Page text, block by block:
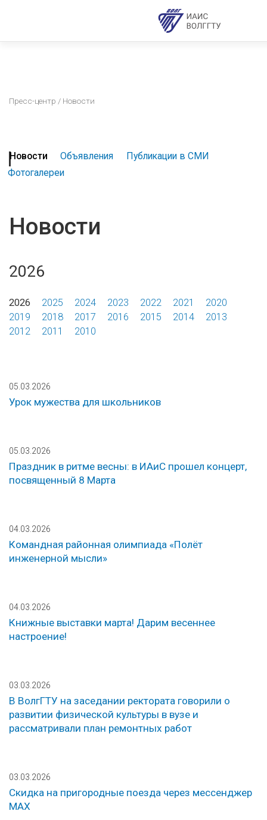
Пресс-центр / Новости
Новости Объявления
Публикации в СМИ
Фотогалереи
Новости
2026
2026 2025 2024 2023 2022 2021
2020
2019
2018 2017 2016 2015 2014
2013
2012
2011 2010
05.03.2026
Урок мужества для школьников
05.03.2026
Праздник в ритме весны: в ИАиС прошел концерт,
посвященный 8 Марта
04.03.2026
Командная районная олимпиада «Полёт
инженерной мысли»
04.03.2026
Книжные выставки марта! Дарим весеннее
настроение!
03.03.2026
В ВолгГТУ на заседании ректората говорили о
развитии физической культуры в вузе и
рассматривали план ремонтных работ
03.03.2026
Скидка на пригородные поезда через мессенджер
МАХ